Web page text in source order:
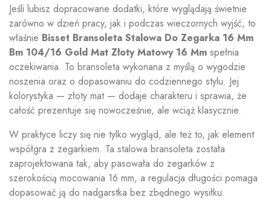
Jeśli lubisz dopracowane dodatki, które wyglądają świetnie
zarówno w dzień pracy, jak i podczas wieczornych wyjść, to
właśnie Bisset Bransoleta Stalowa Do Zegarka 16 Mm
Bm 104/16 Gold Mat Złoty Matowy 16 Mm spełnia
oczekiwania. To bransoleta wykonana z myślą o wygodzie
noszenia oraz o dopasowaniu do codziennego stylu. Jej
kolorystyka — złoty mat — dodaje charakteru i sprawia, że
całość prezentuje się nowocześnie, ale wciąż klasycznie.
W praktyce liczy się nie tylko wygląd, ale też to, jak element
współgra z zegarkiem. Ta stalowa bransoleta została
zaprojektowana tak, aby pasowała do zegarków z
szerokością mocowania 16 mm, a regulacja długości pomaga
dopasować ją do nadgarstka bez zbędnego wysiłku.